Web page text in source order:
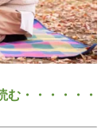
む・・・・・・